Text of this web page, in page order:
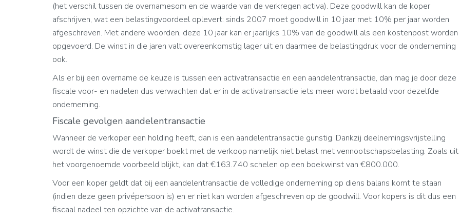
(het verschil tussen de overnamesom en de waarde van de verkregen activa). Deze goodwill kan de koper
afschrijven, wat een belastingvoordeel oplevert: sinds 2007 moet goodwill in 10 jaar met 10% per jaar worden
afgeschreven. Met andere woorden, deze 10 jaar kan er jaarlijks 10% van de goodwill als een kostenpost worden
opgevoerd. De winst in die jaren valt overeenkomstig lager uit en daarmee de belastingdruk voor de onderneming
ook.
Als er bij een overname de keuze is tussen een activatransactie en een aandelentransactie, dan mag je door deze
fiscale voor- en nadelen dus verwachten dat er in de activatransactie iets meer wordt betaald voor dezelfde
onderneming.
Fiscale gevolgen aandelentransactie
Wanneer de verkoper een holding heeft, dan is een aandelentransactie gunstig. Dankzij deelnemingsvrijstelling
wordt de winst die de verkoper boekt met de verkoop namelijk niet belast met vennootschapsbelasting. Zoals uit
het voorgenoemde voorbeeld blijkt, kan dat €163.740 schelen op een boekwinst van €800.000.
Voor een koper geldt dat bij een aandelentransactie de volledige onderneming op diens balans komt te staan
(indien deze geen privépersoon is) en er niet kan worden afgeschreven op de goodwill. Voor kopers is dit dus een
fiscaal nadeel ten opzichte van de activatransactie.